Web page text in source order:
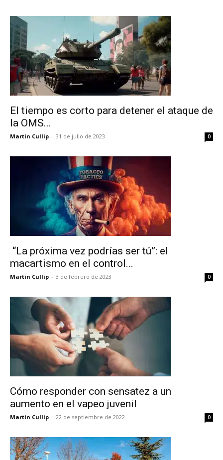
El tiempo es corto para detener el ataque de
la OMS...
Martin Cullip - 31 de julio de 2023 0
“La próxima vez podrías ser tú”: el
macartismo en el control...
Martin Cullip - 3 de febrero de 2023 0
Cómo responder con sensatez a un
aumento en el vapeo juvenil
Martin Cullip - 22 de septiembre de 2022 0